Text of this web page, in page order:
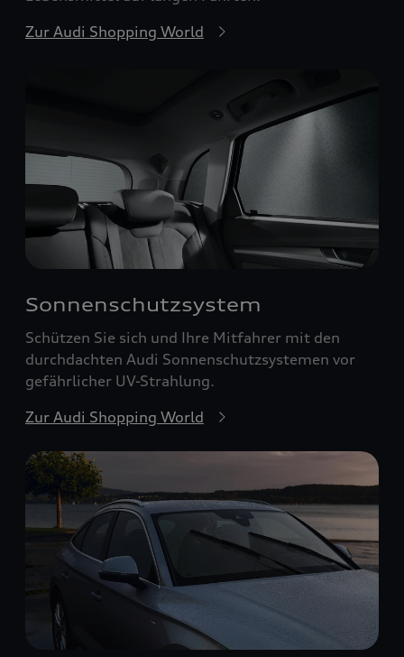
Zur Audi Shopping World
Sonnenschutzsystem
Schützen Sie sich und Ihre Mitfahrer mit den
durchdachten Audi Sonnenschutzsystemen vor
gefährlicher UV-Strahlung.
Zur Audi Shopping World